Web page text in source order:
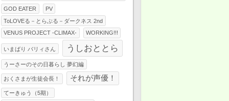
GOD EATER
PV
ToLOVEる－とらぶる－ダークネス 2nd
VENUS PROJECT -CLIMAX-
WORKING!!!
いまばり バリィさん うしおととら
うーさーのその日暮らし 夢幻編
おくさまが生徒会長！ それが声優！
てーきゅう（5期）